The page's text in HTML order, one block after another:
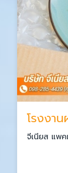
โรงงา
จีเนียส แพค